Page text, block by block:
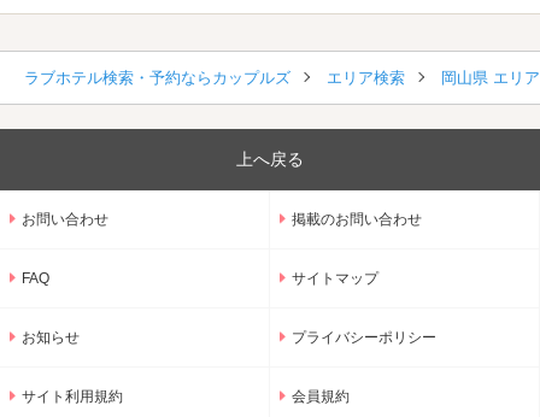
ラブホテル検索・予約ならカップルズ エリア検索 岡山県 エリ
上へ戻る
お問い合わせ 掲載のお問い合わせ
FAQ サイトマップ
お知らせ プライバシーポリシー
サイト利用規約 会員規約